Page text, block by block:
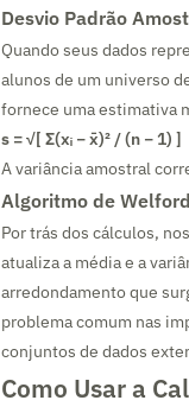
Desvio Padrão
Quando seus dados
alunos de um universo
fornece uma estimativa
s = √[ Σ(xᵢ − x̄)² / (n − 1) ]
A variância amostral
Algoritmo de
Por trás dos cálculos,
atualiza a média e a
arredondamento que
problema comum nas
conjuntos de dados
Como Usar a